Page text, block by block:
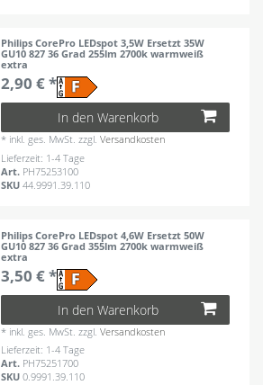
Philips CorePro LEDspot 3,5W Ersetzt 35W
GU10 827 36 Grad 255lm 2700k warmweiß
extra
2,90 € *
In den Warenkorb
* inkl. ges. MwSt. zzgl.Versandkosten
Lieferzeit: 1-4 Tage
Art. PH75253100
SKU44.9991.39.110
Philips CorePro LEDspot 4,6W Ersetzt 50W
GU10 827 36 Grad 355lm 2700k warmweiß
extra
3,50 € *
In den Warenkorb
* inkl. ges. MwSt. zzgl.Versandkosten
Lieferzeit: 1-4 Tage
Art. PH75251700
SKU0.9991.39.110